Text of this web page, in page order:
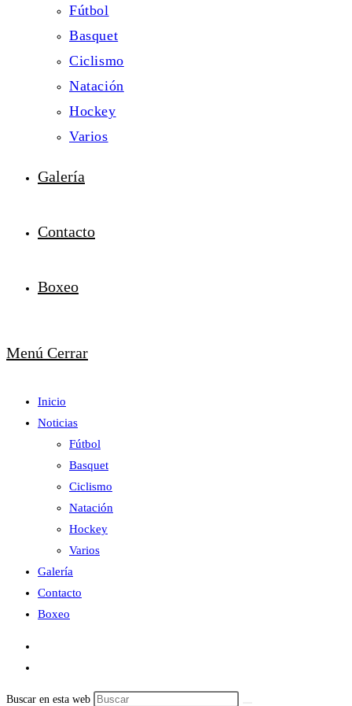
Fútbol
Basquet
Ciclismo
Natación
Hockey
Varios
Galería
Contacto
Boxeo
Menú Cerrar
Inicio
Noticias
Fútbol
Basquet
Ciclismo
Natación
Hockey
Varios
Galería
Contacto
Boxeo
Buscar en esta web